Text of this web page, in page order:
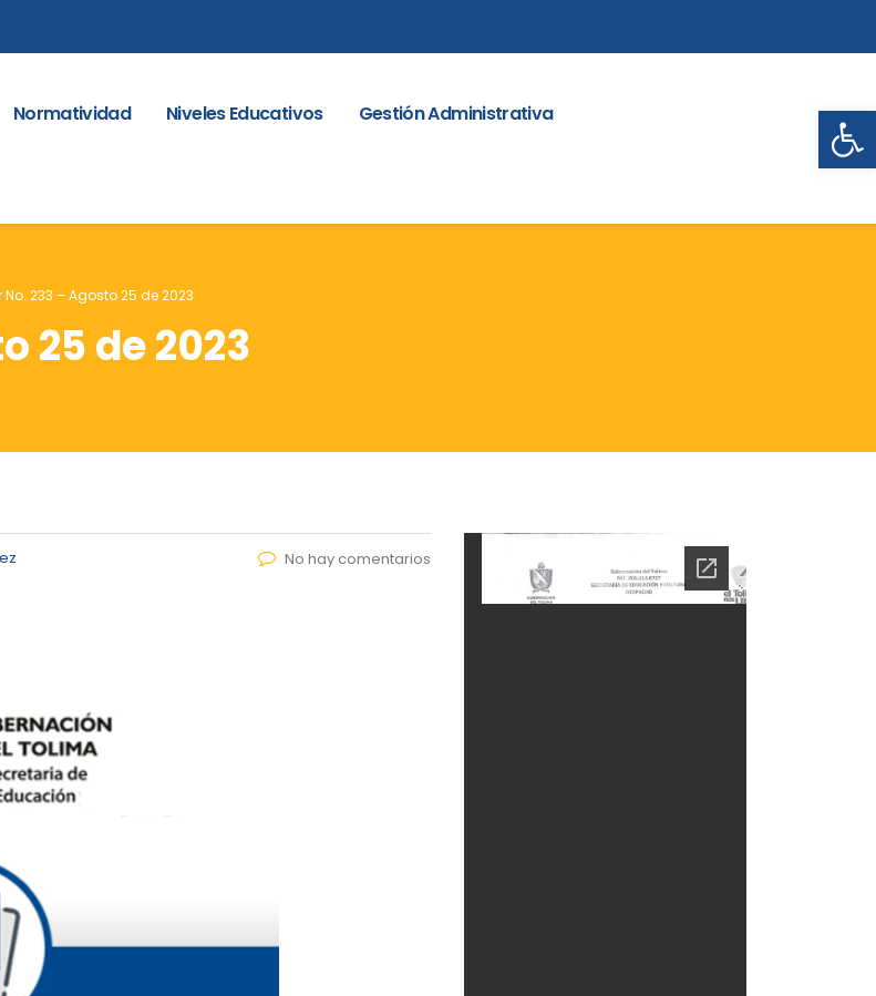
Normatividad Niveles Educativos
Gestión Administrativa
233 – Agosto 25 de 2023
25 de 2023
No hay comentarios